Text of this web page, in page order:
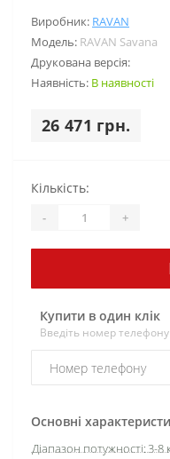
Виробник: RAVAN
Модель: RAVAN Savana
Друкована версія:
Наявність: В наявності
26 471 грн.
Основні
Діапазон потужності:3-8
Кількість:
- +
Купити в один клік
Введіть номер